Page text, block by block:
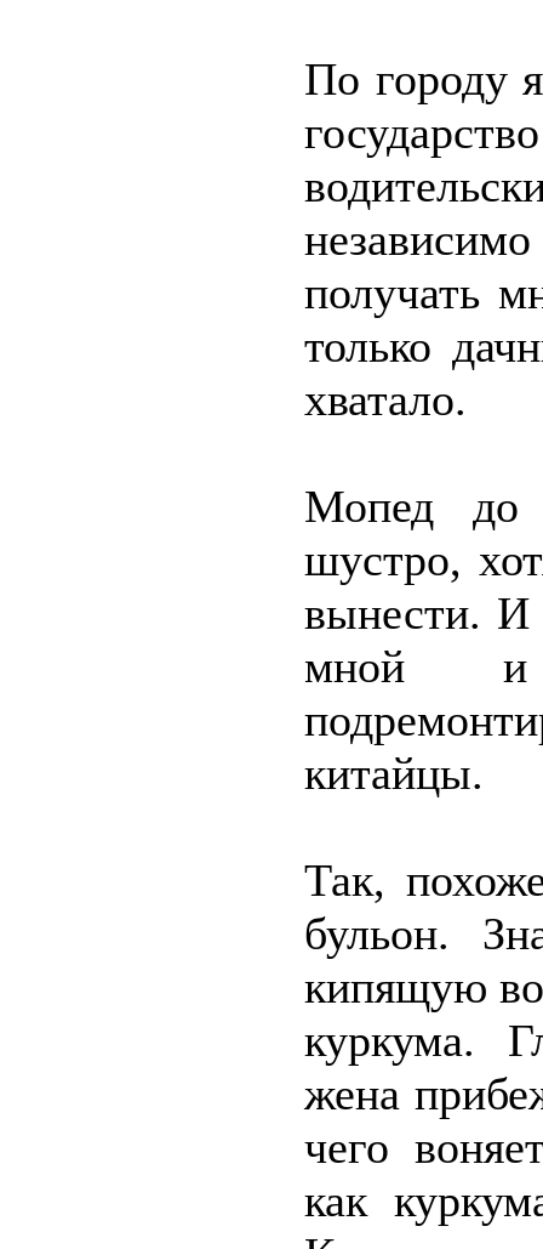
По городу
получать
только
хватало.
Мопед до
шустро,
вынести. И
мной и
китайцы.
Так,
бульон.
кипящую
куркума.
жена
чего
как